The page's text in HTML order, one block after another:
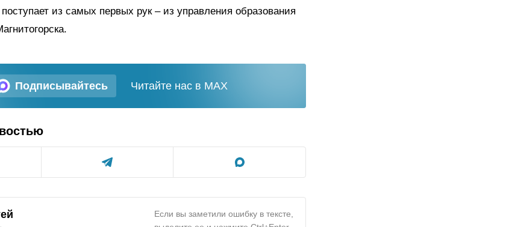
из самых первых рук – из управления образования
Подписывайтесь Читайте нас в MAX
Если вы заметили ошибку в тексте,